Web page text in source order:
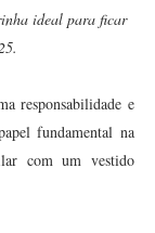
ideal para ficar
responsabilidade e
fundamental na
com um vestido